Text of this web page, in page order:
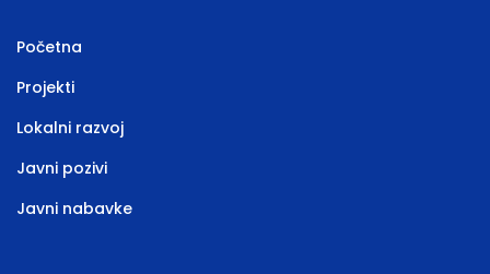
Početna
Projekti
Lokalni razvoj
Javni pozivi
Javni nabavke